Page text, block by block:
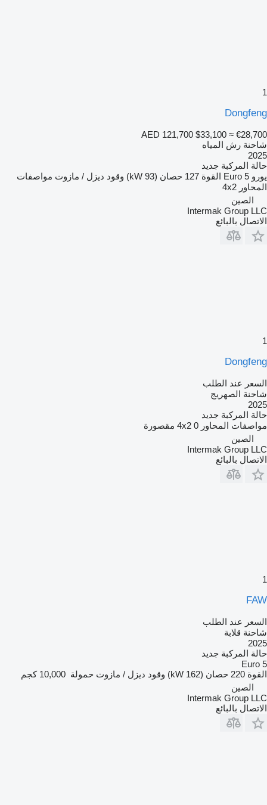
1
Dongfeng
AED 121,700 $33,100 ≈ €28,700
شاحنة رش المياه
2025
حالة المركبة جديد
يورو Euro 5 القوة 127 حصان (93 kW) وقود ديزل / مازوت مواصفات
المحاور 4x2
الصين
Intermak Group LLC
الاتصال بالبائع
1
Dongfeng
السعر عند الطلب
شاحنة الصهريج
2025
حالة المركبة جديد
مواصفات المحاور
4x2 0 مقصورة
الصين
Intermak Group LLC
الاتصال بالبائع
1
FAW
السعر عند الطلب
شاحنة قلابة
2025
حالة المركبة جديد
Euro 5
القوة 220 حصان (162 kW) وقود ديزل / مازوت حمولة 10,000 كجم
الصين
Intermak Group LLC
الاتصال بالبائع